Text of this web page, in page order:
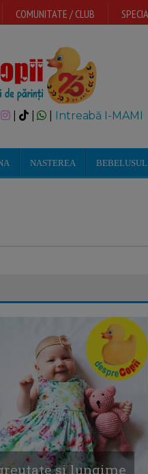
COMUNITATE / CLUB
| Intreabă I-MAMI
NASTEREA BEBELUSUL
si lungime